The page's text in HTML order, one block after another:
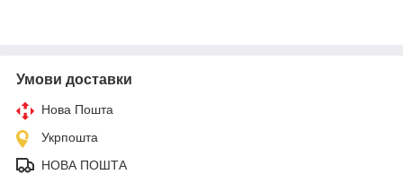
Умови доставки
Нова Пошта
Укрпошта
НОВА ПОШТА